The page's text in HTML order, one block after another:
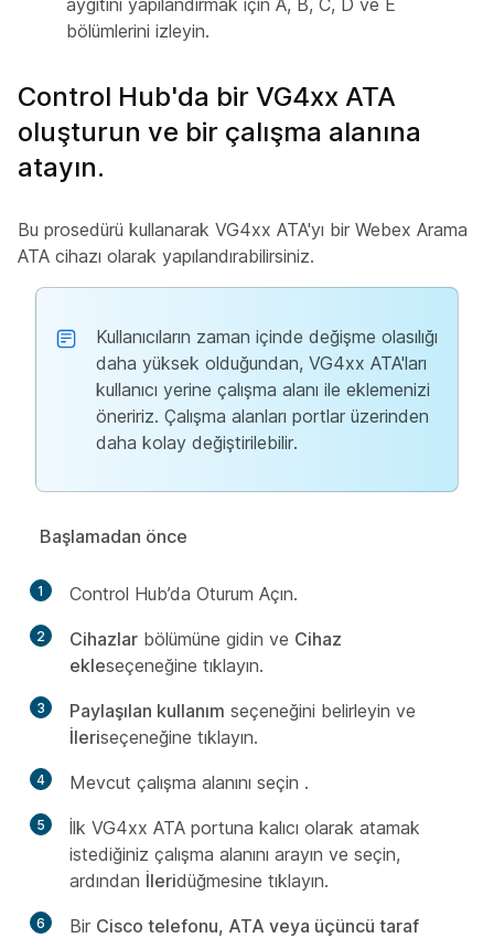
bölümlerini izleyin.
Control Hub'da bir VG4xx ATA
oluşturun ve bir çalışma alanına
atayın.
Bu prosedürü kullanarak VG4xx ATA'yı bir Webex Arama
ATA cihazı olarak yapılandırabilirsiniz.
Kullanıcıların zaman içinde değişme olasılığı
daha yüksek olduğundan, VG4xx ATA'ları
kullanıcı yerine çalışma alanı ile eklemenizi
öneririz. Çalışma alanları portlar üzerinden
daha kolay değiştirilebilir.
Başlamadan önce
1 Control Hub’da Oturum Açın.
2 Cihazlar bölümüne gidin ve Cihaz
ekleseçeneğine tıklayın.
3 Paylaşılan kullanım seçeneğini belirleyin ve
İleriseçeneğine tıklayın.
4 Mevcut çalışma alanını seçin .
5
İlk VG4xx ATA portuna kalıcı olarak atamak
istediğiniz çalışma alanını arayın ve seçin,
ardından İleridüğmesine tıklayın.
6 Bir Cisco telefonu, ATA veya üçüncü taraf